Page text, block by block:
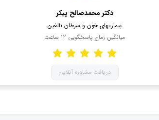
دکتر محمدصالح پیکر
بیماریهای خون و سرطان بالغین
میانگین زمان پاسخگویی 12 ساعت
دریافت مشاوره آنلاین